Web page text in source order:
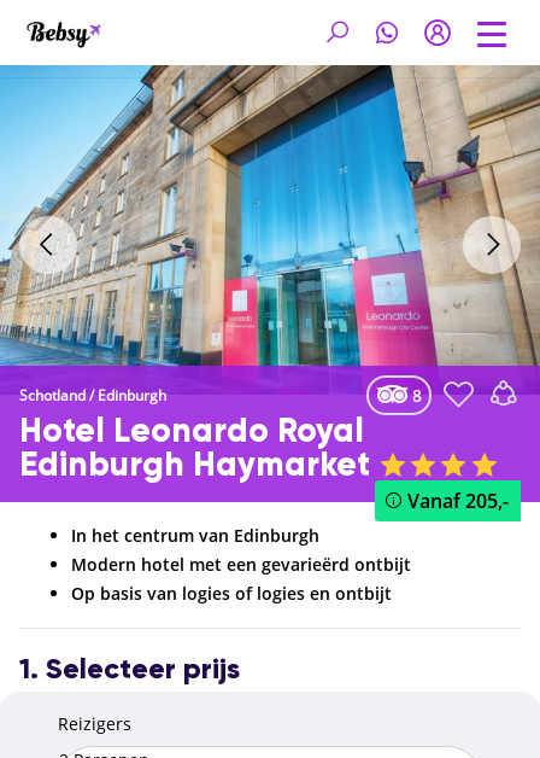
Schotland/Edinburgh 8
Hotel Leonardo Royal
Edinburgh Haymarket
Vanaf205,-
In het centrum van Edinburgh
Modern hotel met een gevarieërd ontbijt
Op basis van logies of logies en ontbijt
1. Selecteer prijs
Reizigers